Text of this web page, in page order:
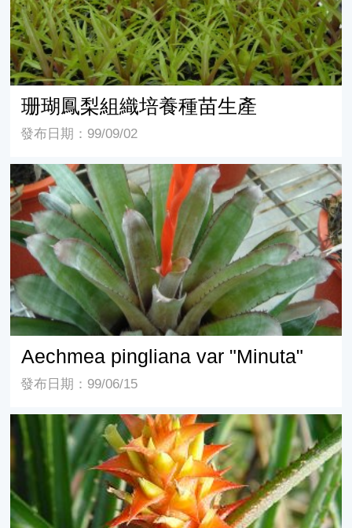
珊瑚鳳梨組織培養種苗生產
發布日期：99/09/02
Aechmea pingliana var "Minuta"
Aechmea pingliana var "Minuta"
發布日期：99/06/15
紅花松毬鳳梨